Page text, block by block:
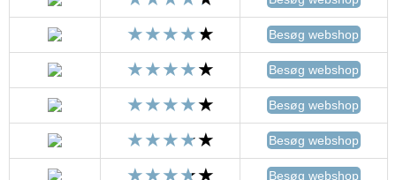
Besøg webshop
Besøg webshop
Besøg webshop
Besøg webshop
Besøg webshop